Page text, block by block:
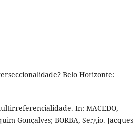
Belo Horizonte:
In: MACEDO,
Gonçalves; BORBA, Sergio. Jacques